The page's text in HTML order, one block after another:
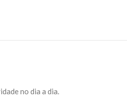
no dia a dia.